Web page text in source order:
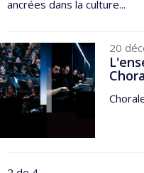
ancrées dans la culture...
20